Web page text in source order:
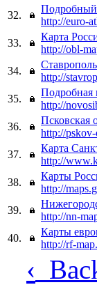
32.
Подробный
http://euro-
33.
Карта
http://obl-
34.
http://
35.
Подробная
http://
36.
Псковская
http://
37.
Карта
http://
38.
Карты
http://
39.
http://nn-
40.
Карты
http://rf-
‹